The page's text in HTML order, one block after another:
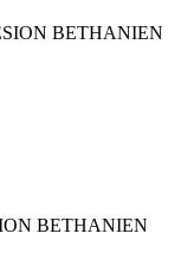
BETHANIEN
BETHANIEN